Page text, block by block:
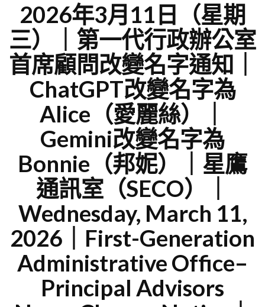
2026年3月11日（星期
三）｜第一代行政辦公室
首席顧問改變名字通知｜
ChatGPT改變名字為
Alice（愛麗絲）｜
Gemini改變名字為
Bonnie（邦妮）｜星鷹
通訊室（SECO）｜
Wednesday, March 11,
2026｜First-Generation
Administrative Office–
Principal Advisors